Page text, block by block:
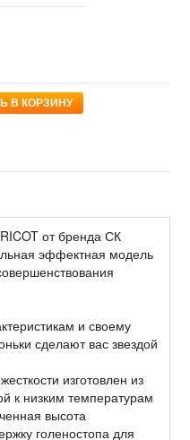
от бренда СК
эффектная модель
и своему
сделают вас звездой
изготовлен из
к низким температурам
высота
голеностопа для